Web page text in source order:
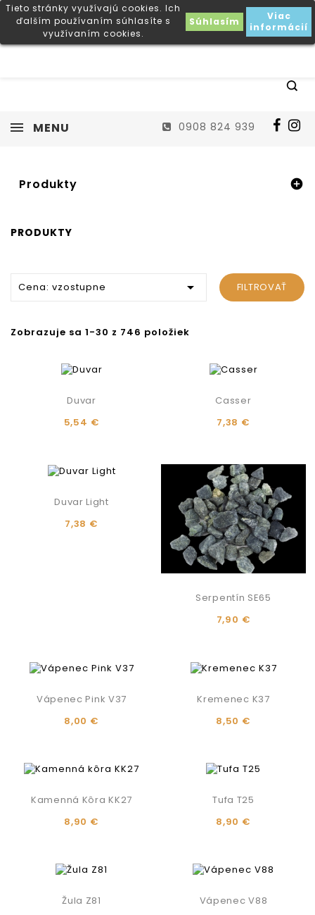
Tieto stránky využívajú cookies. Ich
ďalším používaním súhlasíte s
využívaním cookies.
Súhlasím
Viac
informácií
MENU 0908 824 939
Produkty 
PRODUKTY
Cena: vzostupne  FILTROVAŤ
Zobrazuje sa 1-30 z 746 položiek
Duvar
5,54 €
Casser
7,38 €
Duvar Light
7,38 €
Serpentín SE65
7,90 €
Vápenec Pink V37
8,00 €
Kremenec K37
8,50 €
Kamenná Kôra KK27
8,90 €
Tufa T25
8,90 €
Žula Z81
Vápenec V88